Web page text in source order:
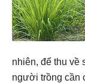
nhiên, để thu về
người trồng cần